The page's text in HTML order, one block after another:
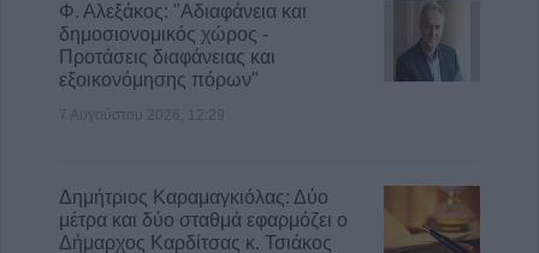
Φ. Αλεξάκος: "Αδιαφάνεια και
δημοσιονομικός χώρος -
Προτάσεις διαφάνειας και
εξοικονόμησης πόρων"
7 Αυγούστου 2026, 12:29
Δημήτριος Καραμαγκιόλας: Δύο
μέτρα και δύο σταθμά εφαρμόζει ο
Δήμαρχος Καρδίτσας κ. Τσιάκος